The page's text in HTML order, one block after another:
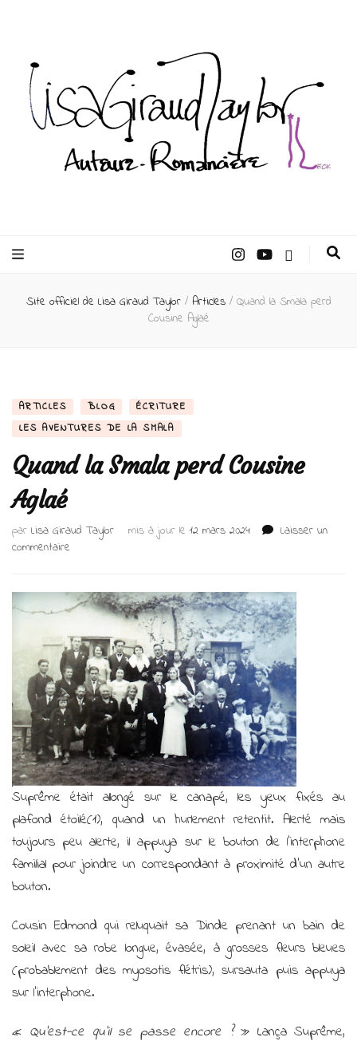
Taylor –
Auteur
Site officiel de Lisa Giraud Taylor / Articles / Quand la Smala perd
Cousine Aglaé
ARTICLES BLOG
ÉCRITURE
LES AVENTURES DE LA SMALA
Quand la Smala perd Cousine
Aglaé
par Lisa Giraud Taylor mis à jour le 12 mars 2024
Laisser un
commentaire
Smala
perd
Aglaé
Suprême était allongé sur le canapé, les yeux fixés au
plafond étoilé(1), quand un hurlement retentit. Alerté mais
toujours peu alerte, il appuya sur le bouton de l’interphone
familial pour joindre un correspondant à proximité d’un autre
bouton.
Cousin Edmond qui reluquait sa Dinde prenant un bain de
soleil avec sa robe longue, évasée, à grosses fleurs bleues
(probablement des myosotis flétris), sursauta puis appuya
sur l’interphone.
« Qu’est-ce qu’il se passe encore ?» Lança Suprême,